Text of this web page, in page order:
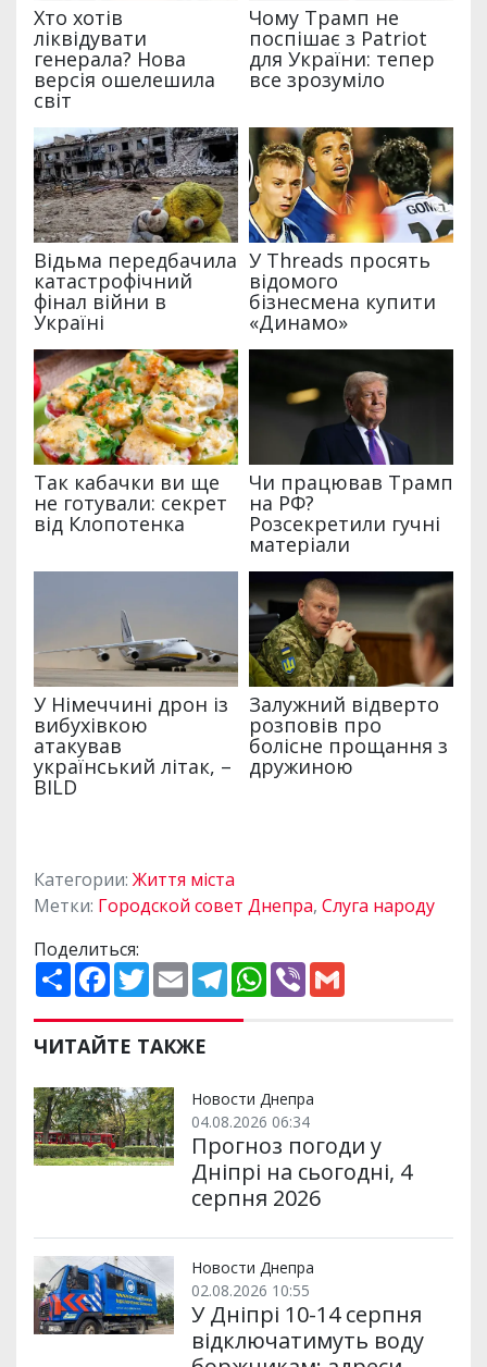
Категории: Життя міста
Метки: Городской совет Днепра, Слуга народу
Поделиться:
П
о
и
р
и
и
F
a
e
b
o
k
T
w
t
t
e
E
m
i
l
T
e
e
m
W
h
p
V
ЧИТАЙТЕ ТАКЖЕ
Новости Днепра
04.08.2026 06:34
Прогноз погоди у
Дніпрі на сьогодні, 4
серпня 2026
Новости Днепра
02.08.2026 10:55
У Дніпрі 10-14 серпня
відключатимуть воду